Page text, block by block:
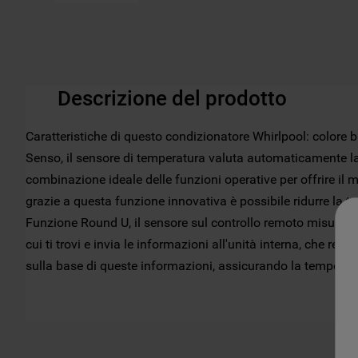
Descrizione del prodotto
Caratteristiche di questo condizionatore Whirlpool: colore
Senso, il sensore di temperatura valuta automaticamente
combinazione ideale delle funzioni operative per offrire il
grazie a questa funzione innovativa è possibile ridurre la
Funzione Round U, il sensore sul controllo remoto misura
cui ti trovi e invia le informazioni all'unità interna, che
sulla base di queste informazioni, assicurando la